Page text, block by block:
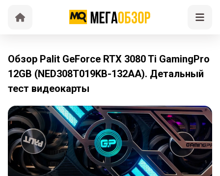
Обзор Palit GeForce RTX 3080 Ti GamingPro
12GB (NED308T019KB-132AA). Детальный
тест видеокарты